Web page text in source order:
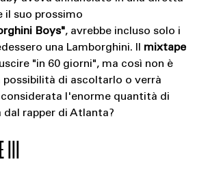
il suo prossimo
Boys", avrebbe incluso solo i
una Lamborghini. Il mixtape
"in 60 giorni", ma così non è
possibilità di ascoltarlo o verrà
l'enorme quantità di
rapper di Atlanta?
III